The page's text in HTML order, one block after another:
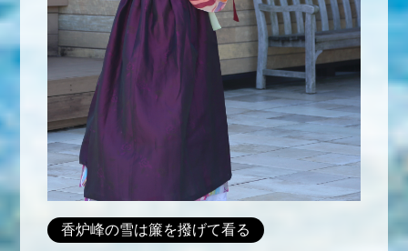
香炉峰の雪は簾を撥げて看る